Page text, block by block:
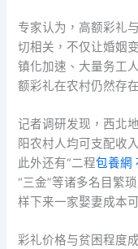
专家认为，高额彩礼
切相关，不仅让婚姻
镇化加速、大量务工
额彩礼在农村仍然存
记者调研发现，西北
阳农村人均可支配收
此外还有“二程包養網
“三金”等诸多名目繁
样下来一家娶妻成本
彩礼价格与贫困程度